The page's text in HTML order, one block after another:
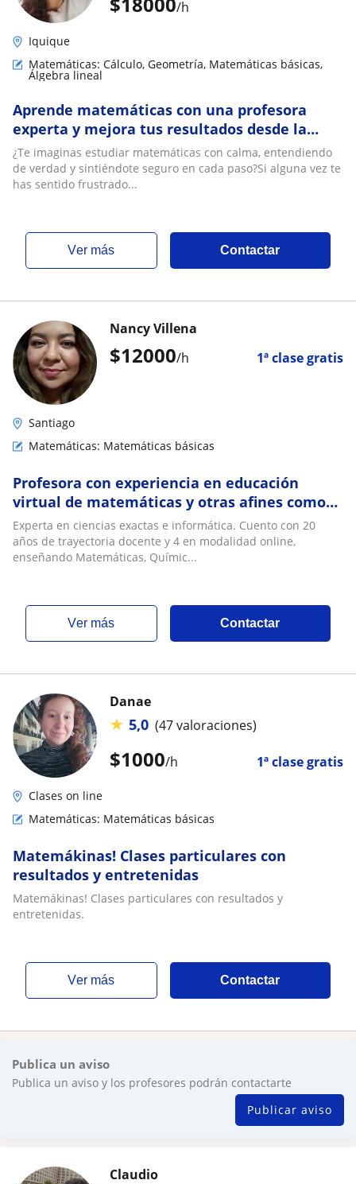
/h
Iquique
Matemáticas: Cálculo, Geometría, Matemáticas básicas,
Álgebra lineal
Aprende matemáticas con una profesora
experta y mejora tus resultados desde la
primera clase
¿Te imaginas estudiar matemáticas con calma, entendiendo
de verdad y sintiéndote seguro en cada paso?Si alguna vez te
has sentido frustrado...
ver más Contactar
$12000/h 1ª clase gratis
Nancy Villena
Santiago
Matemáticas: Matemáticas básicas
Profesora con experiencia en educación
virtual de matemáticas y otras afines como
química, fisica e introducción a la
programación
Experta en ciencias exactas e informática. Cuento con 20
años de trayectoria docente y 4 en modalidad online,
enseñando Matemáticas, Químic...
ver más Contactar
$1000/h 1ª clase gratis
Danae
★ 5,0 (47 valoraciones)
Clases on line
Matemáticas: Matemáticas básicas
Matemákinas! Clases particulares con
resultados y entretenidas
Matemákinas! Clases particulares con resultados y
entretenidas.
ver más Contactar
Publica un aviso
Publica un aviso y los profesores podrán contactarte
Publicar aviso
Claudio